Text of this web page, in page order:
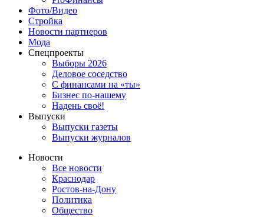
Фото/Видео
Стройка
Новости партнеров
Мода
Спецпроекты
Выборы 2026
Деловое соседство
С финансами на «ты»
Бизнес по-нашему
Надень своё!
Выпуски
Выпуски газеты
Выпуски журналов
Новости
Все новости
Краснодар
Ростов-на-Дону
Политика
Общество